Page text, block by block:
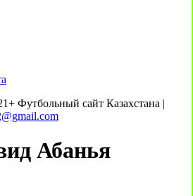
Футбольный сайт Казахстана |
Абанья